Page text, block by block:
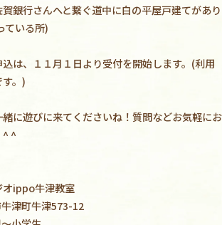
銀行さんへと繋ぐ道中に白の平屋戸建てがあり
ている所)
は、１１月１日より受付を開始します。(利用
。)
に遊びに来てくださいね！質問などお気軽にお
^ ^
オippo牛津教室
津町牛津573-12